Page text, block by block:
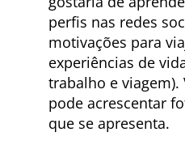
perfis nas redes
motivações para
experiências de
trabalho e viagem).
pode acrescentar
que se apresenta.